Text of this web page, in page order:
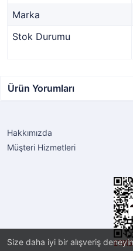
Size daha iyi bir alışveriş
Marka
Stok Durumu
Ürün Yorumları
Hakkımızda
Müşteri Hizmetleri